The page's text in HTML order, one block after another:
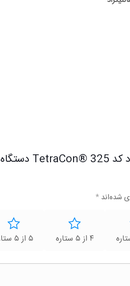
اولین کسی باشید که دیدگاهی می نویسد “الکترود کد TetraCon® 325 دستگاه
شده‌اند *
۴ از ۵ ستاره ۵ از ۵ ستاره